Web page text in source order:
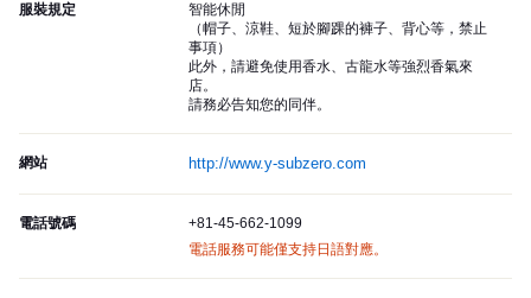
服裝規定
智能休閒
（帽子、涼鞋、短於腳踝的褲子、背心等，禁止
事項）
此外，請避免使用香水、古龍水等強烈香氣來
店。
請務必告知您的同伴。
網站 http://www.y-subzero.com
電話號碼
+81-45-662-1099
電話服務可能僅支持日語對應。